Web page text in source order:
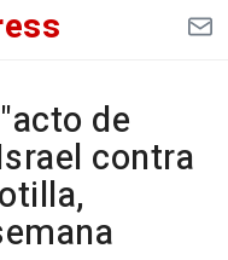
de
contra